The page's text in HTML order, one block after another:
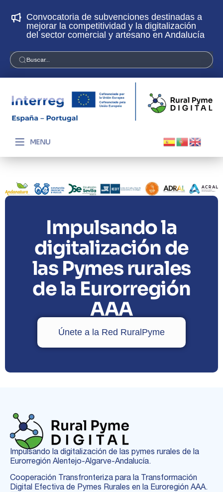
Convocatoria de subvenciones destinadas a
mejorar la competitividad y la digitalización
del sector comercial y artesano en Andalucía
Buscar...
MENU
Impulsando la
digitalización de
las Pymes rurales
de la Eurorregión
AAA
Únete a la Red RuralPyme
Impulsando la digitalización de las pymes rurales de la
Eurorregión Alentejo-Algarve-Andalucía.
Cooperación Transfronteriza para la Transformación
Digital Efectiva de Pymes Rurales en la Euroregión AAA.